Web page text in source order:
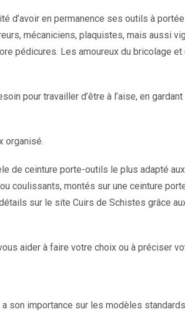
d’avoir en permanence ses outils à
mécaniciens, plaquistes, mais aussi
pédicures. Les amoureux du bricolage
pour travailler d’être à l’aise, en
organisé.
de ceinture porte-outils le plus adapté
coulissants, montés sur une ceinture
sur le site Cuirs de Schistes grâce
aider à faire votre choix ou à préciser
son importance sur les modèles